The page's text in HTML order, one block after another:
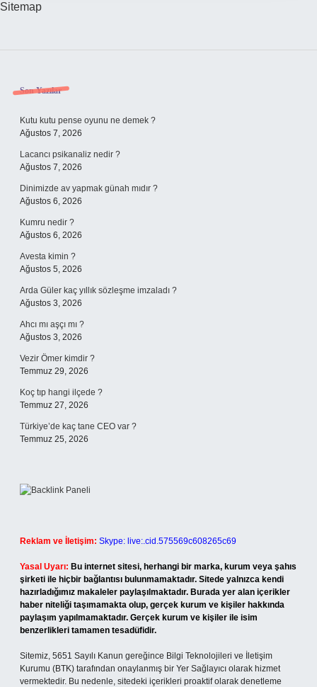
Sitemap
Sidebar
Son Yazılar
Kutu kutu pense oyunu ne demek ?
Ağustos 7, 2026
Lacancı psikanaliz nedir ?
Ağustos 7, 2026
Dinimizde av yapmak günah mıdır ?
Ağustos 6, 2026
Kumru nedir ?
Ağustos 6, 2026
Avesta kimin ?
Ağustos 5, 2026
Arda Güler kaç yıllık sözleşme imzaladı ?
Ağustos 3, 2026
Ahcı mı aşçı mı ?
Ağustos 3, 2026
Vezir Ömer kimdir ?
Temmuz 29, 2026
Koç tıp hangi ilçede ?
Temmuz 27, 2026
Türkiye’de kaç tane CEO var ?
Temmuz 25, 2026
Reklam ve İletişim: Skype: live:.cid.575569c608265c69
Yasal Uyarı: Bu internet sitesi, herhangi bir marka, kurum veya şahıs
şirketi ile hiçbir bağlantısı bulunmamaktadır. Sitede yalnızca kendi
hazırladığımız makaleler paylaşılmaktadır. Burada yer alan içerikler
haber niteliği taşımamakta olup, gerçek kurum ve kişiler hakkında
paylaşım yapılmamaktadır. Gerçek kurum ve kişiler ile isim
benzerlikleri tamamen tesadüfidir.
Sitemiz, 5651 Sayılı Kanun gereğince Bilgi Teknolojileri ve İletişim
Kurumu (BTK) tarafından onaylanmış bir Yer Sağlayıcı olarak hizmet
vermektedir. Bu nedenle, sitedeki içerikleri proaktif olarak denetleme